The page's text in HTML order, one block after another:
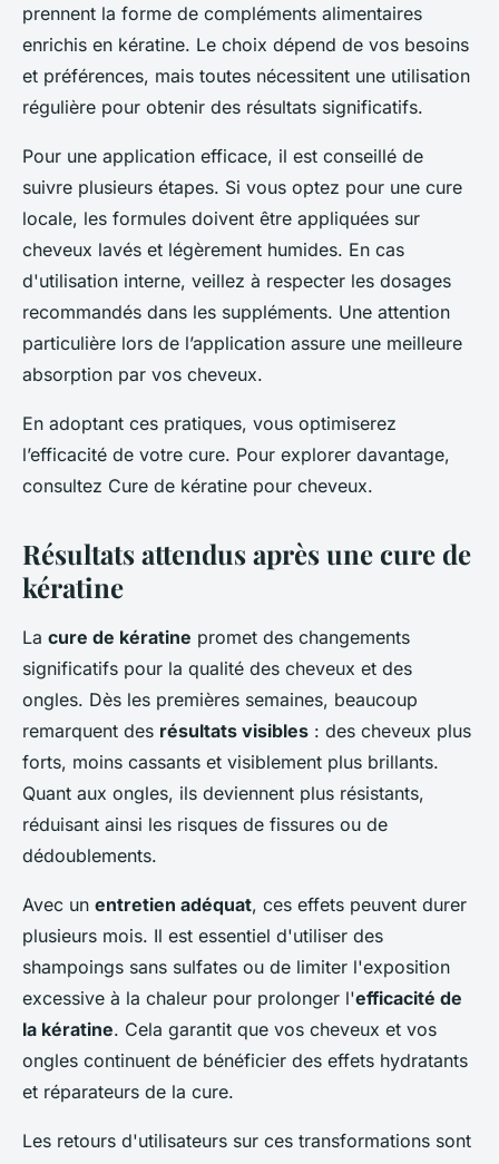
prennent la forme de compléments alimentaires
enrichis en kératine. Le choix dépend de vos besoins
et préférences, mais toutes nécessitent une utilisation
régulière pour obtenir des résultats significatifs.
Pour une application efficace, il est conseillé de
suivre plusieurs étapes. Si vous optez pour une cure
locale, les formules doivent être appliquées sur
cheveux lavés et légèrement humides. En cas
d'utilisation interne, veillez à respecter les dosages
recommandés dans les suppléments. Une attention
particulière lors de l’application assure une meilleure
absorption par vos cheveux.
En adoptant ces pratiques, vous optimiserez
l’efficacité de votre cure. Pour explorer davantage,
consultez Cure de kératine pour cheveux.
Résultats attendus après une cure de
kératine
La cure de kératine promet des changements
significatifs pour la qualité des cheveux et des
ongles. Dès les premières semaines, beaucoup
remarquent des résultats visibles : des cheveux plus
forts, moins cassants et visiblement plus brillants.
Quant aux ongles, ils deviennent plus résistants,
réduisant ainsi les risques de fissures ou de
dédoublements.
Avec un entretien adéquat, ces effets peuvent durer
plusieurs mois. Il est essentiel d'utiliser des
shampoings sans sulfates ou de limiter l'exposition
excessive à la chaleur pour prolonger l'efficacité de
la kératine. Cela garantit que vos cheveux et vos
ongles continuent de bénéficier des effets hydratants
et réparateurs de la cure.
Les retours d'utilisateurs sur ces transformations sont